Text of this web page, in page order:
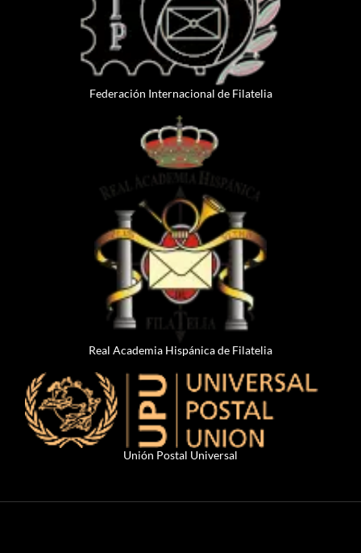
Federación Internacional de Filatelia
Real Academia Hispánica de Filatelia
Unión Postal Universal